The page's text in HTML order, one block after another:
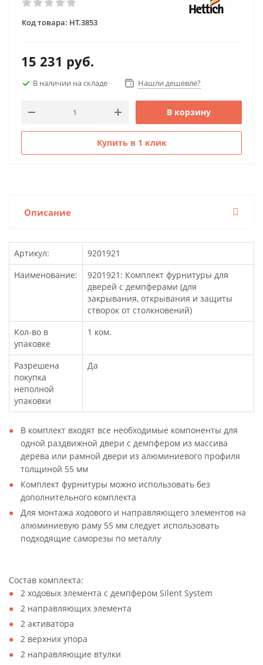
Код товара: HT.3853
15 231 руб.
В наличии на складе Нашли дешевле?
В корзину
Купить в 1 клик
Описание
Артикул:
9201921
Наименование:
9201921: Комплект фурнитуры для
дверей с демпферами (для
закрывания, открывания и защиты
створок от столкновений)
Кол-во в
упаковке
1 ком.
Разрешена
покупка
неполной
упаковки
Да
В комплект входят все необходимые компоненты для
одной раздвижной двери с демпфером из массива
дерева или рамной двери из алюминиевого профиля
толщиной 55 мм
Комплект фурнитуры можно использовать без
дополнительного комплекта
Для монтажа ходового и направляющего элементов на
алюминиевую раму 55 мм следует использовать
подходящие саморезы по металлу
Состав комплекта:
2 ходовых элемента с демпфером Silent System
2 направляющих элемента
2 активатора
2 верхних упора
2 направляющие втулки